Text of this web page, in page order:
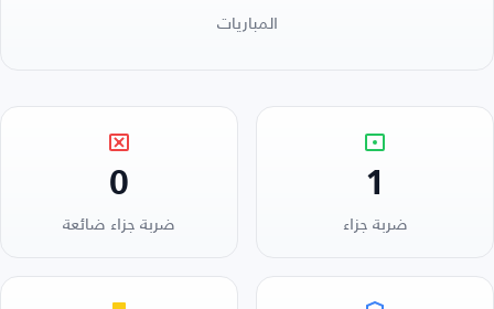
المباريات
1
ضربة جزاء
0
ضربة جزاء ضائعة